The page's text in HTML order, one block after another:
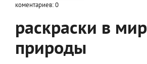
коментариев: 0
раскраски в
природы